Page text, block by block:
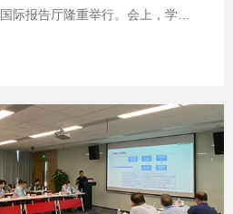
际报告厅隆重举行。会上，学校
徐君岭5位教师获“庆祝建校100周
学部35名学生志愿者获“庆祝建
愿者”荣誉称号。自学校启动庆祝
息科学与工程学部师生以强烈的责
百年校庆各项工作。在校庆周期